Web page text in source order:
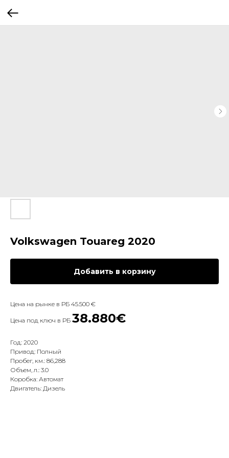
Volkswagen Touareg 2020
Добавить в корзину
Цена на рынке в РБ 45.500 €
Цена под ключ в РБ 38.880€
Год: 2020
Привод: Полный
Пробег, км.: 86,288
Объем, л.: 3.0
Коробка: Автомат
Двигатель: Дизель